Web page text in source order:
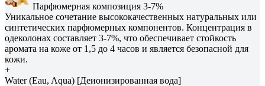
Парфюмерная композиция 3-7%
Уникальное сочетание высококачественных натуральных или
синтетических парфюмерных компонентов. Концентрация в
одеколонах составляет 3-7%, что обеспечивает стойкость
аромата на коже от 1,5 до 4 часов и является безопасной для
кожи.
+
Water (Eau, Aqua) [Деионизированная вода]